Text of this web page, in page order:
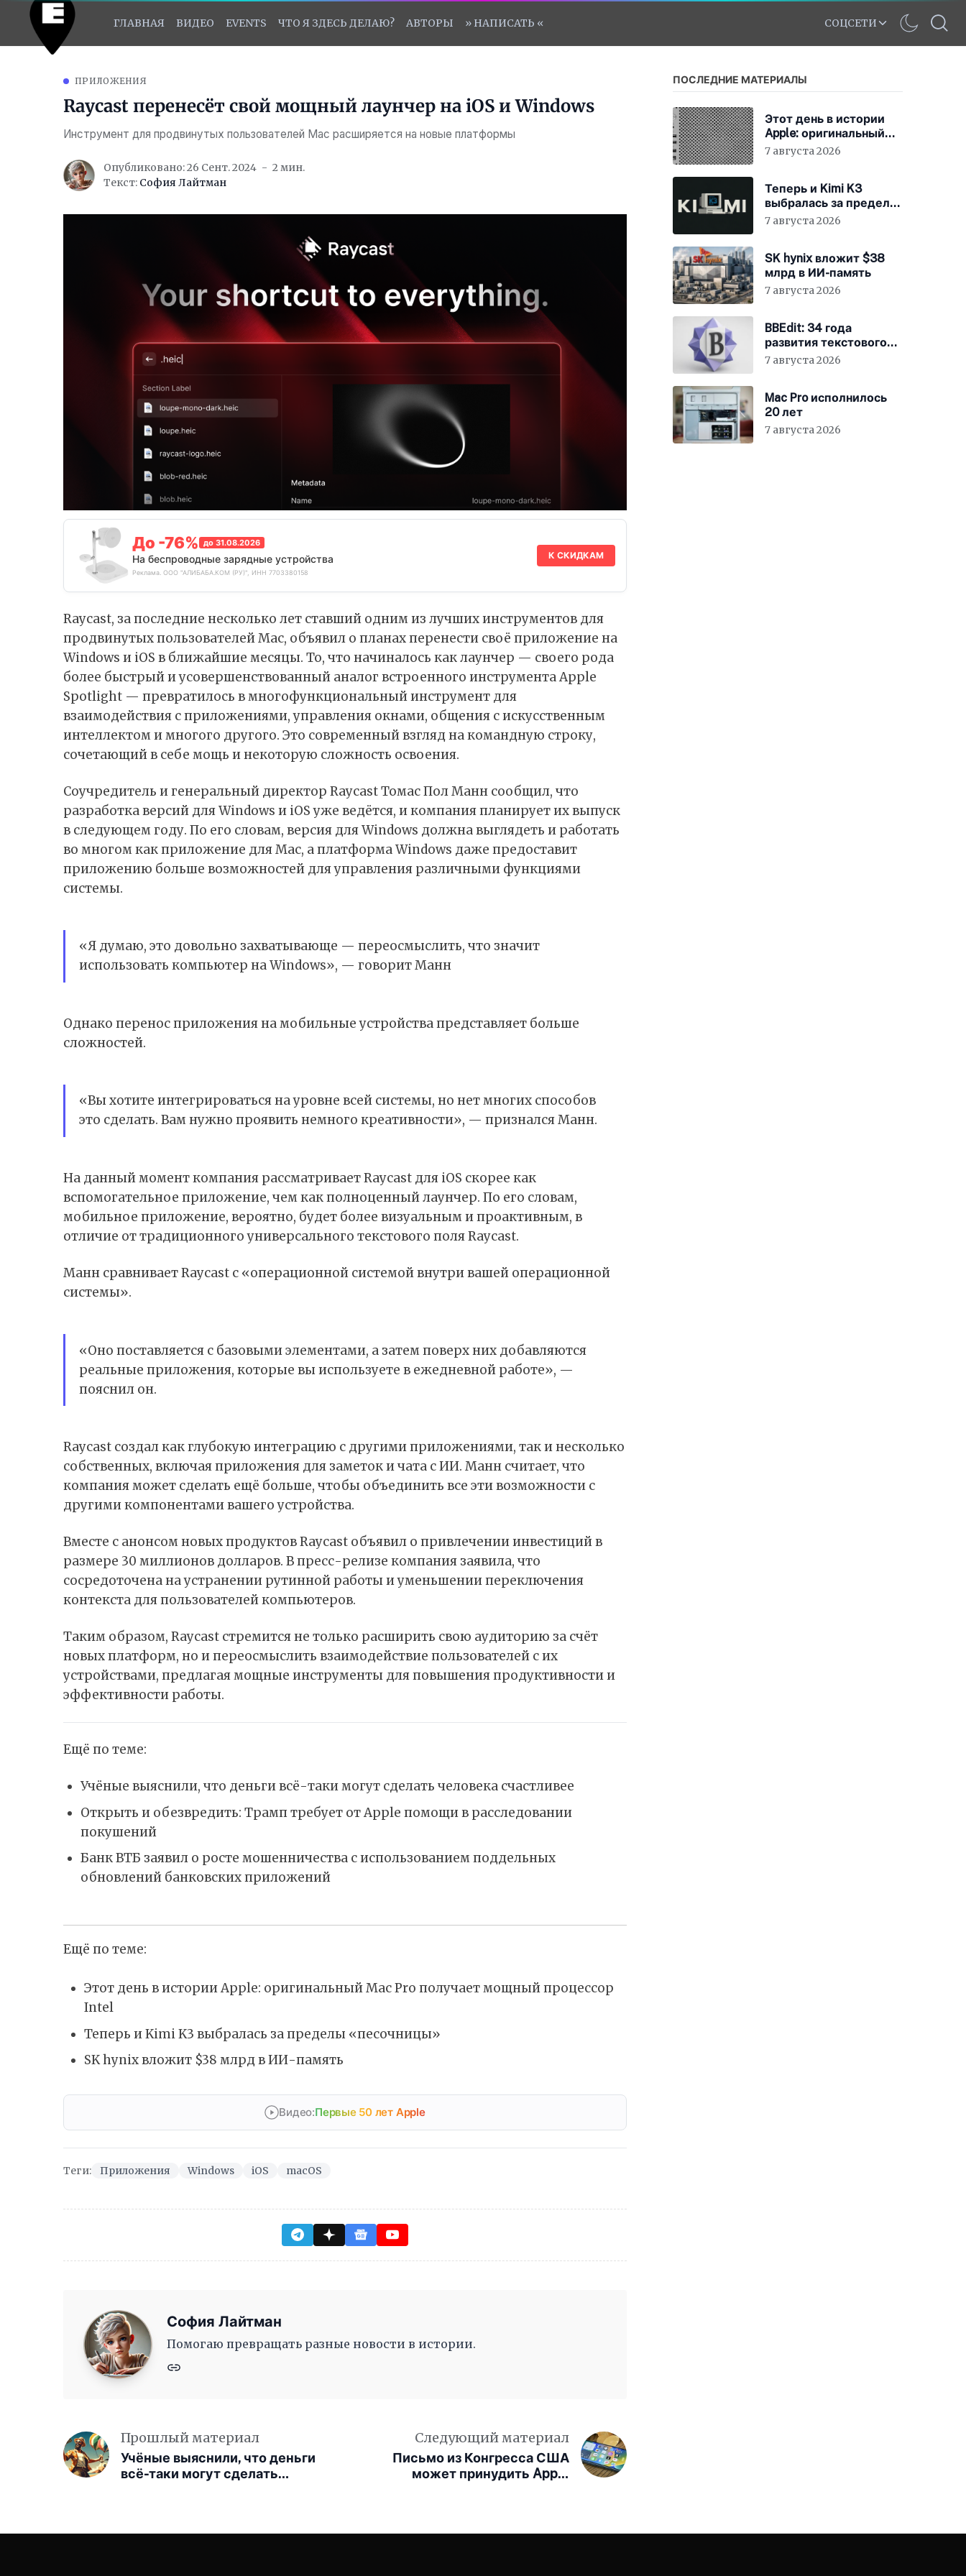
ГЛАВНАЯ ВИДЕО EVENTS ЧТО Я ЗДЕСЬ ДЕЛАЮ? АВТОРЫ » НАПИСАТЬ « СОЦСЕТИ
ПРИЛОЖЕНИЯ
Raycast перенесёт свой мощный лаунчер на iOS и Windows
Инструмент для продвинутых пользователей Mac расширяется на новые платформы
Опубликовано: 26 Сент. 2024
2 мин.
Текст: София Лайтман
До -76% до 31.08.2026
На беспроводные зарядные устройства
Реклама. ООО "АЛИБАБА.КОМ (РУ)", ИНН 7703380158
К СКИДКАМ
Raycast, за последние несколько лет ставший одним из лучших инструментов для
продвинутых пользователей Mac, объявил о планах перенести своё приложение на
Windows и iOS в ближайшие месяцы. То, что начиналось каклаунчер — своего рода
более быстрый и усовершенствованный аналог встроенного инструмента Apple
Spotlight — превратилось в многофункциональный инструмент для
взаимодействия с приложениями, управления окнами, общения с искусственным
интеллектом и многого другого. Это современный взгляд на командную строку,
сочетающий в себе мощь и некоторую сложность освоения.
Соучредитель и генеральный директор Raycast Томас Пол Манн сообщил, что
разработка версий для Windows и iOS уже ведётся, и компания планирует их выпуск
в следующем году. По его словам, версия для Windows должна выглядеть и работать
во многом как приложение для Mac, а платформа Windows даже предоставит
приложению больше возможностей для управления различными функциями
системы.
«Я думаю, это довольно захватывающе — переосмыслить, что значит
использовать компьютер на Windows», — говорит Манн
Однако перенос приложения на мобильные устройства представляет больше
сложностей.
«Вы хотите интегрироваться на уровне всей системы, но нет многих способов
это сделать. Вам нужно проявить немного креативности», — признался Манн.
На данный момент компания рассматривает Raycast для iOS скорее как
вспомогательное приложение, чем как полноценный лаунчер. По его словам,
мобильное приложение, вероятно, будет более визуальным и проактивным, в
отличие от традиционного универсального текстового поля Raycast.
Манн сравнивает Raycast с «операционной системой внутри вашей операционной
системы».
«Оно поставляется с базовыми элементами, а затем поверх них добавляются
реальные приложения, которые вы используете в ежедневной работе», —
пояснил он.
Raycast создал как глубокую интеграцию с другими приложениями, так и несколько
собственных, включая приложения для заметок и чата с ИИ. Манн считает, что
компания может сделать ещё больше, чтобы объединить все эти возможности с
другими компонентами вашего устройства.
Вместе с анонсом новых продуктов Raycast объявил о привлечении инвестиций в
размере 30 миллионов долларов. В пресс-релизе компания заявила, что
сосредоточена на устранении рутинной работы и уменьшении переключения
контекста для пользователей компьютеров.
Таким образом, Raycast стремится не только расширить свою аудиторию за счёт
новых платформ, но и переосмыслить взаимодействие пользователей с их
устройствами, предлагая мощные инструменты для повышения продуктивности и
эффективности работы.
Ещё по теме:
Учёные выяснили, что деньги всё-таки могут сделать человека счастливее
Открыть и обезвредить: Трамп требует от Apple помощи в расследовании
покушений
Банк ВТБ заявил о росте мошенничества с использованием поддельных
обновлений банковских приложений
Ещё по теме:
Этот день в истории Apple: оригинальный Mac Pro получает мощный процессор
Intel
Теперь и Kimi K3 выбралась за пределы «песочницы»
SK hynix вложит $38 млрд в ИИ-память
Видео:Первые 50 лет Apple
Теги: Приложения Windows iOS macOS
София Лайтман
Помогаю превращать разные новости в истории.
Прошлый материал
Учёные выяснили, что деньги
всё-таки могут сделать
Следующий материал
Письмо из Конгресса США
может принудить Apple
ПОСЛЕДНИЕ МАТЕРИАЛЫ
Этот день в истории
Apple: оригинальный
Mac Pro получает
7 августа 2026
Теперь и Kimi K3
выбралась за пределы
«песочницы»
7 августа 2026
SK hynix вложит $38
млрд в ИИ-память
7 августа 2026
BBEdit: 34 года
развития текстового
редактора для Mac
7 августа 2026
Mac Pro исполнилось
20 лет
7 августа 2026